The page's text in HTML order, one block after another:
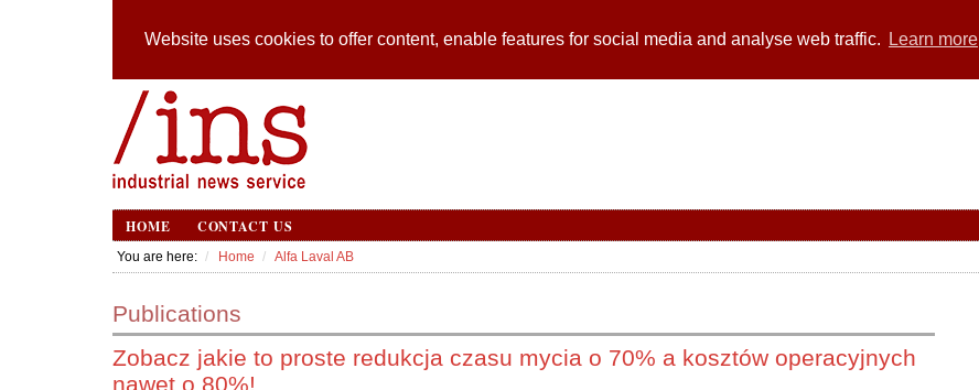
Website uses cookies to offer content, enable features for social media and analyse web traffic. Learn more
HOME CONTACT US
You are here: Home Alfa Laval AB
Publications
Zobacz jakie to proste redukcja czasu mycia o 70% a kosztów operacyjnych
nawet o 80%!